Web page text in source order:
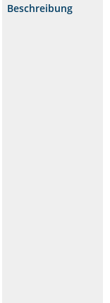
Beschreibung